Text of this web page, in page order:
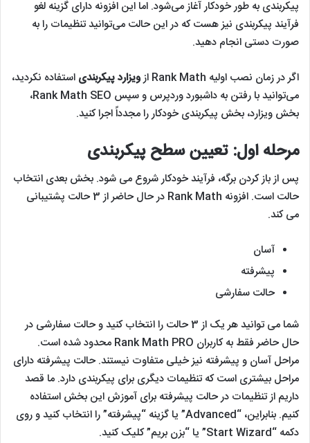
پیکربندی به طور خودکار آغاز می‌شود. اما این افزونه دارای گزینه لغو
فرآیند پیکربندی نیز هست که در این حالت می‌توانید تنظیمات را به
صورت دستی انجام دهید.
اگر در زمان نصب اولیه Rank Math از ویزارد پیکربندی استفاده نکردید،
می‌توانید با رفتن به داشبورد وردپرس و سپس Rank Math SEO،
بخش ویزارد، بخش پیکربندی خودکار را مجدداً اجرا کنید.
مرحله اول: تعیین سطح پیکربندی
پس از باز کردن برگه، فرآیند خودکار شروع می شود. بخش بعدی انتخاب
حالت است. افزونه Rank Math در حال حاضر از 3 حالت پشتیبانی
می کند.
آسان
پیشرفته
حالت سفارشی
شما می توانید هر یک از 3 حالت را انتخاب کنید و حالت سفارشی در
حال حاضر فقط به کاربران Rank Math PRO محدود شده است.
مراحل آسان و پیشرفته نیز خیلی متفاوت نیستند. حالت پیشرفته دارای
مراحل بیشتری است که تنظیمات دیگری برای پیکربندی دارد. ما قصد
داریم از تنظیمات در حالت پیشرفته برای آموزش این بخش استفاده
کنیم. بنابراین، “Advanced” یا گزینه “پیشرفته” را انتخاب کنید و روی
دکمه “Start Wizard” یا “بزن بریم” کلیک کنید.